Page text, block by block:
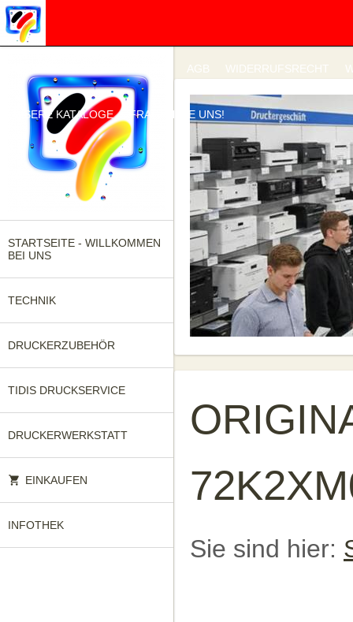
AGB WIDERRUFSRECHT
UNSERE KATALOGE FRAGEN SIE UNS!
STARTSEITE - WILLKOMMEN
BEI UNS
TECHNIK
DRUCKERZUBEHÖR
TIDIS DRUCKSERVICE
DRUCKERWERKSTATT
EINKAUFEN
INFOTHEK
Sie sind hier: